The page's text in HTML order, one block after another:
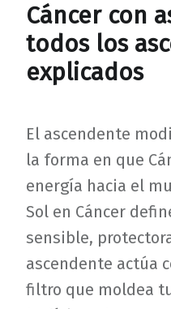
Cáncer con
todos los
explicados
El ascendente
la forma en que
energía hacia el
Sol en Cáncer
sensible,
ascendente actúa
filtro que moldea